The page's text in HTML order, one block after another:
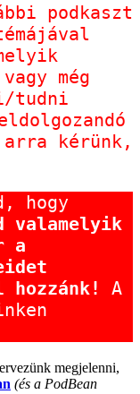
podkaszt
még
tudni
kérünk,
valamelyik
a
hozzánk!
A
megjelenni,
(és a PodBean